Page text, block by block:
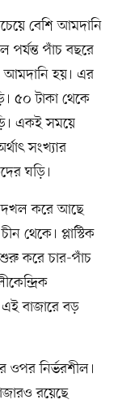
বেশি আমদানি
পর্যন্ত পাঁচ বছরে
আমদানি হয়। এর
৫০ টাকা থেকে
একই সময়ে
সংখ্যার
ঘড়ি।
দখল করে আছে
থেকে। প্লাস্টিক
করে চার-পাঁচ
বাজারে বড়
ওপর নির্ভরশীল।
রয়েছে